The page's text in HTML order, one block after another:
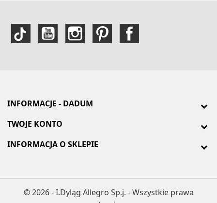
INFORMACJE - DADUM
TWOJE KONTO
INFORMACJA O SKLEPIE
© 2026 - I.Dyląg Allegro Sp.j. - Wszystkie prawa